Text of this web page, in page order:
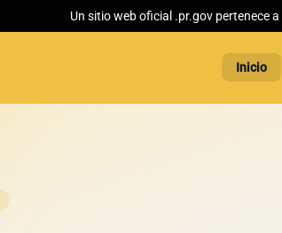
Un sitio web oficial .pr.gov pertenece
Inicio